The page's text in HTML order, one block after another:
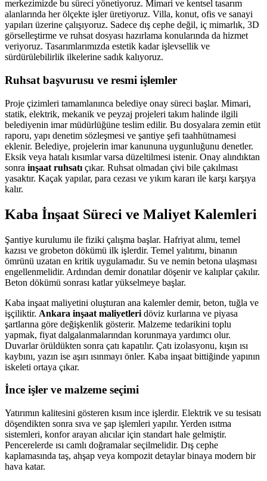
merkezimizde bu süreci yönetiyoruz. Mimari ve kentsel tasarım
alanlarında her ölçekte işler üretiyoruz. Villa, konut, ofis ve sanayi
yapıları üzerine çalışıyoruz. Sadece dış cephe değil, iç mimarlık, 3D
görselleştirme ve ruhsat dosyası hazırlama konularında da hizmet
veriyoruz. Tasarımlarımızda estetik kadar işlevsellik ve
sürdürülebilirlik ilkelerine sadık kalıyoruz.
Ruhsat başvurusu ve resmi işlemler
Proje çizimleri tamamlanınca belediye onay süreci başlar. Mimari,
statik, elektrik, mekanik ve peyzaj projeleri takım halinde ilgili
belediyenin imar müdürlüğüne teslim edilir. Bu dosyalara zemin etüt
raporu, yapı denetim sözleşmesi ve şantiye şefi taahhütnamesi
eklenir. Belediye, projelerin imar kanununa uygunluğunu denetler.
Eksik veya hatalı kısımlar varsa düzeltilmesi istenir. Onay alındıktan
sonra inşaat ruhsatı çıkar. Ruhsat olmadan çivi bile çakılması
yasaktır. Kaçak yapılar, para cezası ve yıkım kararı ile karşı karşıya
kalır.
Kaba İnşaat Süreci ve Maliyet Kalemleri
Şantiye kurulumu ile fiziki çalışma başlar. Hafriyat alımı, temel
kazısı ve grobeton dökümü ilk işlerdir. Temel yalıtımı, binanın
ömrünü uzatan en kritik uygulamadır. Su ve nemin betona ulaşması
engellenmelidir. Ardından demir donatılar döşenir ve kalıplar çakılır.
Beton dökümü sonrası katlar yükselmeye başlar.
Kaba inşaat maliyetini oluşturan ana kalemler demir, beton, tuğla ve
işçiliktir. Ankara inşaat maliyetleri döviz kurlarına ve piyasa
şartlarına göre değişkenlik gösterir. Malzeme tedarikini toplu
yapmak, fiyat dalgalanmalarından korunmaya yardımcı olur.
Duvarlar örüldükten sonra çatı kapatılır. Çatı izolasyonu, kışın ısı
kaybını, yazın ise aşırı ısınmayı önler. Kaba inşaat bittiğinde yapının
iskeleti ortaya çıkar.
İnce işler ve malzeme seçimi
Yatırımın kalitesini gösteren kısım ince işlerdir. Elektrik ve su tesisatı
döşendikten sonra sıva ve şap işlemleri yapılır. Yerden ısıtma
sistemleri, konfor arayan alıcılar için standart hale gelmiştir.
Pencerelerde ısı camlı doğramalar seçilmelidir. Dış cephe
kaplamasında taş, ahşap veya kompozit detaylar binaya modern bir
hava katar.